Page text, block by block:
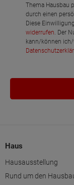
Thema Hausbau
durch einen
Diese
widerrufen . Der
kann/können
Haus
Hausausstellung
Rund um den